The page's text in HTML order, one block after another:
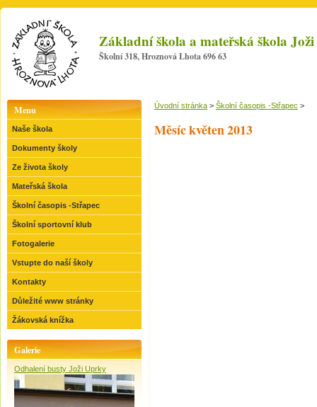
Základní škola a mateřská škola
Školní 318, Hroznová Lhota 696 63
Menu
Naše škola
Dokumenty školy
Ze života školy
Mateřská škola
Školní časopis -Střapec
Školní sportovní klub
Fotogalerie
Vstupte do naší školy
Kontakty
Důležité www stránky
Žákovská knížka
Galerie
Odhalení busty Joži Uprky
Úvodní stránka > Školní časopis -Střapec >
Měsíc květen 2013